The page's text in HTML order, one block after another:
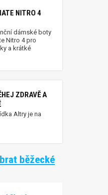
NITRO 4
dámské boty
Nitro 4 pro
a krátké
ZDRAVĚ A
Altry je na
běžecké